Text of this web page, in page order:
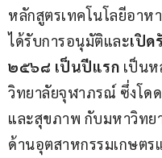
หลักสูตรเทคโนโลยีอาห
ได้รับการอนุมัติและเปิด
๒๕๖๘ เป็นปีแรก เป็นห
วิทยาลัยจุฬาภรณ์ ซึ่งโด
และสุขภาพ กับมหาวิทย
ด้านอุตสาหกรรมเกษตร